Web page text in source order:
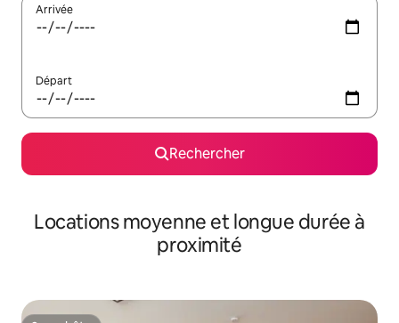
Arrivée
Départ
Rechercher
Locations moyenne et longue durée à
proximité